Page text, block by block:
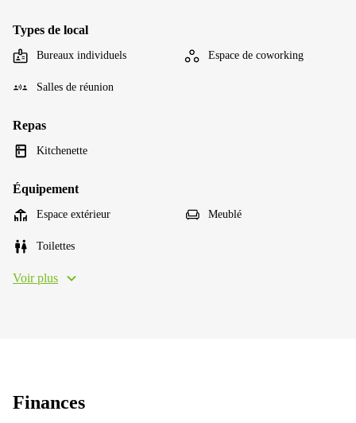
Types de local
Bureaux individuels Espace de coworking
Salles de réunion
Repas
Kitchenette
Équipement
Espace extérieur Meublé
Toilettes
Voir plus
Finances